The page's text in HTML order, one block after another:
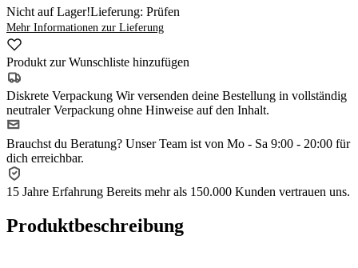
Nicht auf Lager!Lieferung: Prüfen
Mehr Informationen zur Lieferung
Produkt zur Wunschliste hinzufügen
Diskrete Verpackung Wir versenden deine Bestellung in vollständig
neutraler Verpackung ohne Hinweise auf den Inhalt.
Brauchst du Beratung? Unser Team ist von Mo - Sa 9:00 - 20:00 für
dich erreichbar.
15 Jahre Erfahrung Bereits mehr als 150.000 Kunden vertrauen uns.
Produktbeschreibung